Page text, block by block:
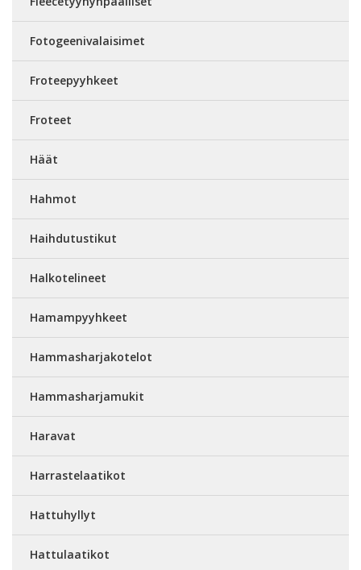
Fotogeenivalaisimet
Froteepyyhkeet
Froteet
Häät
Hahmot
Haihdutustikut
Halkotelineet
Hamampyyhkeet
Hammasharjakotelot
Hammasharjamukit
Haravat
Harrastelaatikot
Hattuhyllyt
Hattulaatikot